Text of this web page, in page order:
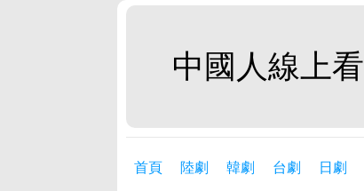
中國人線上看
首頁 陸劇 韓劇 台劇 日劇